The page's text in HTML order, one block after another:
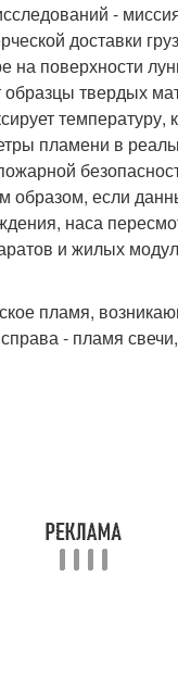
-
доставки
на поверхности
образцы твердых
температуру,
пламени в
образом, если
наса
и жилых
пламя,
- пламя